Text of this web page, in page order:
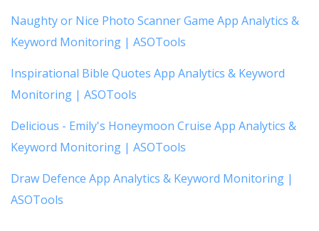
Naughty or Nice Photo Scanner Game App Analytics &
Keyword Monitoring | ASOTools
Inspirational Bible Quotes App Analytics & Keyword
Monitoring | ASOTools
Delicious - Emily's Honeymoon Cruise App Analytics &
Keyword Monitoring | ASOTools
Draw Defence App Analytics & Keyword Monitoring |
ASOTools